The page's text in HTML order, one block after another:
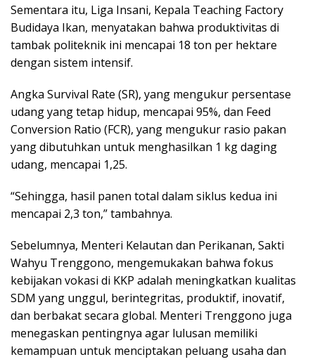
Sementara itu, Liga Insani, Kepala Teaching Factory
Budidaya Ikan, menyatakan bahwa produktivitas di
tambak politeknik ini mencapai 18 ton per hektare
dengan sistem intensif.
Angka Survival Rate (SR), yang mengukur persentase
udang yang tetap hidup, mencapai 95%, dan Feed
Conversion Ratio (FCR), yang mengukur rasio pakan
yang dibutuhkan untuk menghasilkan 1 kg daging
udang, mencapai 1,25.
“Sehingga, hasil panen total dalam siklus kedua ini
mencapai 2,3 ton,” tambahnya.
Sebelumnya, Menteri Kelautan dan Perikanan, Sakti
Wahyu Trenggono, mengemukakan bahwa fokus
kebijakan vokasi di KKP adalah meningkatkan kualitas
SDM yang unggul, berintegritas, produktif, inovatif,
dan berbakat secara global. Menteri Trenggono juga
menegaskan pentingnya agar lulusan memiliki
kemampuan untuk menciptakan peluang usaha dan